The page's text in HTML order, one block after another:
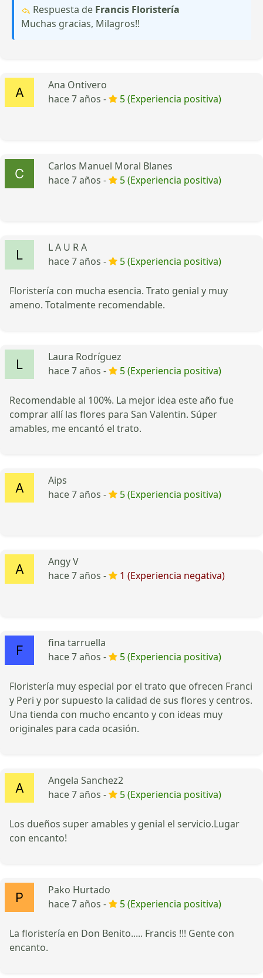
Respuesta de Francis Floristería
Muchas gracias, Milagros!!
Ana Ontivero
hace 7 años -
5 (Experiencia positiva)
Carlos Manuel Moral Blanes
hace 7 años -
5 (Experiencia positiva)
L A U R A
hace 7 años -
5 (Experiencia positiva)
Floristería con mucha esencia. Trato genial y muy
ameno. Totalmente recomendable.
Laura Rodríguez
hace 7 años -
5 (Experiencia positiva)
Recomendable al 100%. La mejor idea este año fue
comprar allí las flores para San Valentin. Súper
amables, me encantó el trato.
Aips
hace 7 años -
5 (Experiencia positiva)
Angy V
hace 7 años -
1 (Experiencia negativa)
fina tarruella
hace 7 años -
5 (Experiencia positiva)
Floristería muy especial por el trato que ofrecen Franci
y Peri y por supuesto la calidad de sus flores y centros.
Una tienda con mucho encanto y con ideas muy
originales para cada ocasión.
Angela Sanchez2
hace 7 años -
5 (Experiencia positiva)
Los dueños super amables y genial el servicio.Lugar
con encanto!
Pako Hurtado
hace 7 años -
5 (Experiencia positiva)
La floristería en Don Benito..... Francis !!! Gente con
encanto.